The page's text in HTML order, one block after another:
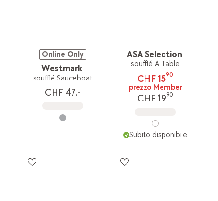
Online Only
Westmark
soufflé Sauceboat
CHF 47.-
ASA Selection
soufflé A Table
CHF 1590
prezzo Member
CHF 1990
Subito disponibile